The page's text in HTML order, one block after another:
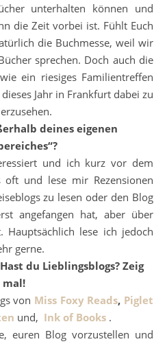
unterhalten können und
die Zeit vorbei ist. Fühlt Euch
die Buchmesse, weil wir
sprechen. Doch auch die
ein riesiges Familientreffen
Jahr in Frankfurt dabei zu
deines eigenen
und ich kurz vor dem
oft und lese mir Rezensionen
zu lesen oder den Blog
angefangen hat, aber über
Hauptsächlich lese ich jedoch
gerne.
du Lieblingsblogs? Zeig
mal!
von Miss Foxy Reads, Piglet
und, Ink of Books .
euren Blog vorzustellen und